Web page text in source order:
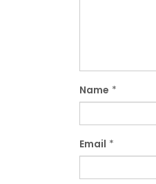
Name *
Email *